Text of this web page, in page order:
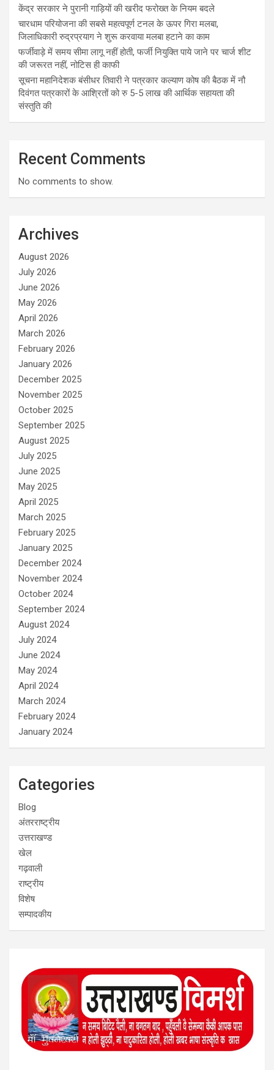
केंद्र सरकार ने पुरानी गाड़ियों की खरीद फरोख्त के नियम बदले
चारधाम परियोजना की सबसे महत्वपूर्ण टनल के ऊपर गिरा मलबा,
जिलाधिकारी रुद्रप्रयाग ने शुरू करवाया मलबा हटाने का काम
फर्जीवाड़े में समय सीमा लागू नहीं होती, फर्जी नियुक्ति पाये जाने पर चार्ज शीट
की जरूरत नहीं, नोटिस ही काफी
सूचना महानिदेशक बंसीधर तिवारी ने पत्रकार कल्याण कोष की बैठक में नौ
दिवंगत पत्रकारों के आश्रितों को रु 5-5 लाख की आर्थिक सहायता की
संस्तुति की
Recent Comments
No comments to show.
Archives
August 2026
July 2026
June 2026
May 2026
April 2026
March 2026
February 2026
January 2026
December 2025
November 2025
October 2025
September 2025
August 2025
July 2025
June 2025
May 2025
April 2025
March 2025
February 2025
January 2025
December 2024
November 2024
October 2024
September 2024
August 2024
July 2024
June 2024
May 2024
April 2024
March 2024
February 2024
January 2024
Categories
Blog
अंतरराष्ट्रीय
उत्तराखण्ड
खेल
गढ़वाली
राष्ट्रीय
विशेष
सम्पादकीय